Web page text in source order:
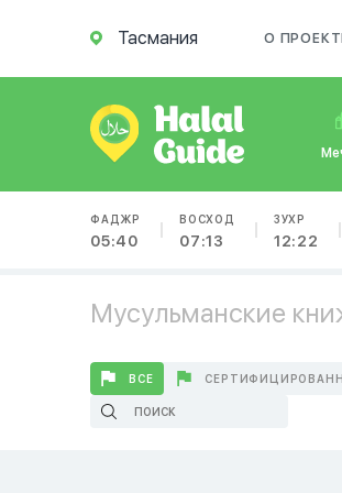
Тасмания О
ФАДЖР
05:40
ВОСХОД
07:13
ЗУХР
12:22
Мусульманские
ВСЕ